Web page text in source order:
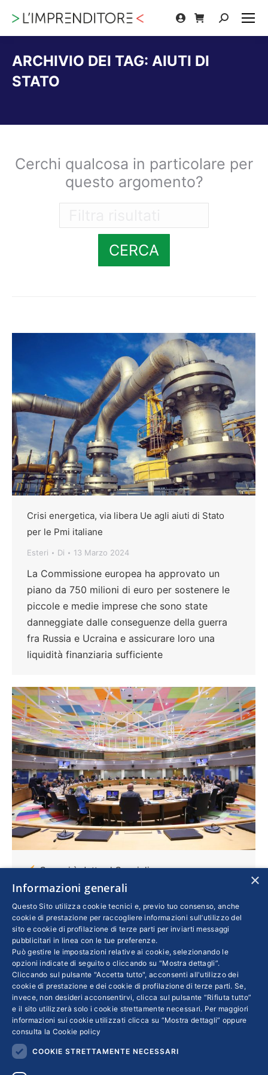
Cerca:
ARCHIVIO DEI TAG: AIUTI DI
STATO
Cerchi qualcosa in particolare per
questo argomento?
CERCA
Crisi energetica, via libera Ue agli aiuti di Stato
per le Pmi italiane
Esteri Di 13 Marzo 2024
La Commissione europea ha approvato un
piano da 750 milioni di euro per sostenere le
piccole e medie imprese che sono state
danneggiate dalle conseguenze della guerra
fra Russia e Ucraina e assicurare loro una
liquidità finanziaria sufficiente
Cosa si è detto al Consiglio europeo
straordinario
Esteri DiMARIA CRISTINA SCARFIA
10 Febbraio 2023
Il vertice del 9 febbraio ha ribadito il sostegno
militare all’Ucraina approvando una settima
tranche da 500 milioni di euro, mentre sulle
procedure di adesione del paese all’Ue è stata
confermata la via ordinaria. Pareri distanti
invece in tema di aiuti di Stato, con i paesi del
Nord e dell’Est critici rispetto alla posizione
franco-tedesca e al rischio che si possano
×
Informazioni generali
Questo Sito utilizza cookie tecnici e, previo tuo consenso, anche
cookie di prestazione per raccogliere informazioni sull’utilizzo del
sito e cookie di profilazione di terze parti per inviarti messaggi
pubblicitari in linea con le tue preferenze.
Può gestire le impostazioni relative ai cookie, selezionando le
opzioni indicate di seguito o cliccando su “Mostra dettagli”.
Cliccando sul pulsante "Accetta tutto", acconsenti all'utilizzo dei
cookie di prestazione e dei cookie di profilazione di terze parti. Se,
invece, non desideri acconsentirvi, clicca sul pulsante “Rifiuta tutto”
e il sito utilizzerà solo i cookie strettamente necessari. Per maggiori
informazioni sui cookie utilizzati clicca su “Mostra dettagli” oppure
consulta la Cookie policy
COOKIE STRETTAMENTE NECESSARI